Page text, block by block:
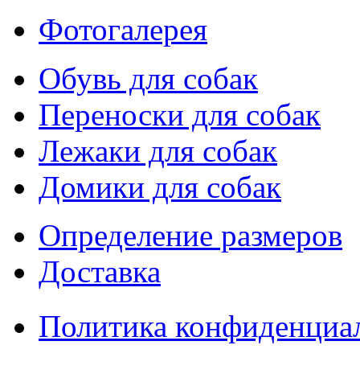
Фотогалерея
Обувь для собак
Переноски для собак
Лежаки для собак
Домики для собак
Определение размеров
Доставка
Политика